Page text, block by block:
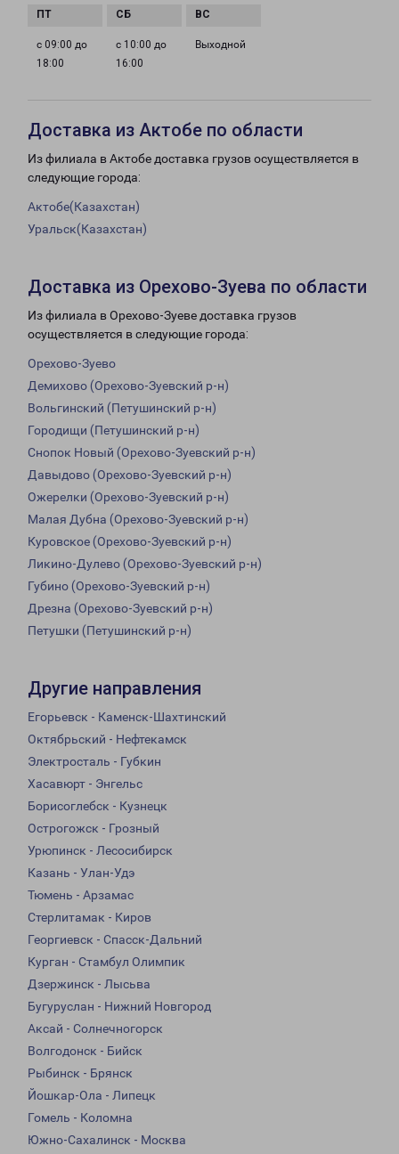
с 09:00 до
18:00
с 10:00 до
16:00
Выходной
Доставка из Актобе по области
Из филиала в Актобе доставка грузов осуществляется в
следующие города:
Актобе(Казахстан)
Уральск(Казахстан)
Доставка из Орехово-Зуева по области
Из филиала в Орехово-Зуеве доставка грузов
осуществляется в следующие города:
Орехово-Зуево
Демихово (Орехово-Зуевский р-н)
Вольгинский (Петушинский р-н)
Городищи (Петушинский р-н)
Снопок Новый (Орехово-Зуевский р-н)
Давыдово (Орехово-Зуевский р-н)
Ожерелки (Орехово-Зуевский р-н)
Малая Дубна (Орехово-Зуевский р-н)
Куровское (Орехово-Зуевский р-н)
Ликино-Дулево (Орехово-Зуевский р-н)
Губино (Орехово-Зуевский р-н)
Дрезна (Орехово-Зуевский р-н)
Петушки (Петушинский р-н)
Другие направления
Егорьевск - Каменск-Шахтинский
Октябрьский - Нефтекамск
Электросталь - Губкин
Хасавюрт - Энгельс
Борисоглебск - Кузнецк
Острогожск - Грозный
Урюпинск - Лесосибирск
Казань - Улан-Удэ
Тюмень - Арзамас
Стерлитамак - Киров
Георгиевск - Спасск-Дальний
Курган - Стамбул Олимпик
Дзержинск - Лысьва
Бугуруслан - Нижний Новгород
Аксай - Солнечногорск
Волгодонск - Бийск
Рыбинск - Брянск
Йошкар-Ола - Липецк
Гомель - Коломна
Южно-Сахалинск - Москва